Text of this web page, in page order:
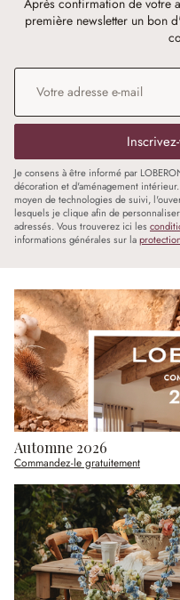
Après confirmation de votre
première newsletter un bon
Adresse e-mail
Je consens à être informé par
décoration et d'aménagement
moyen de technologies de suivi,
lesquels je clique afin de
adressés. Vous trouverez ici les
informations générales sur la
Automne 2026
Commandez-le gratuitement